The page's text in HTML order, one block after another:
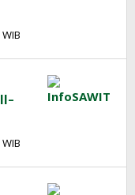
InfoSAWIT
InfoSAWIT